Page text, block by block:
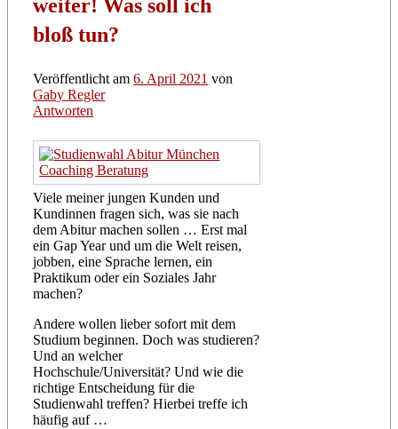
weiter! Was soll ich
bloß tun?
Veröffentlicht am6. April 2021 von
Gaby Regler
Antworten
Viele meiner jungen Kunden und
Kundinnen fragen sich, was sie nach
dem Abitur machen sollen … Erst mal
ein Gap Year und um die Welt reisen,
jobben, eine Sprache lernen, ein
Praktikum oder ein Soziales Jahr
machen?
Andere wollen lieber sofort mit dem
Studium beginnen. Doch was studieren?
Und an welcher
Hochschule/Universität? Und wie die
richtige Entscheidung für die
Studienwahl treffen? Hierbei treffe ich
häufig auf …